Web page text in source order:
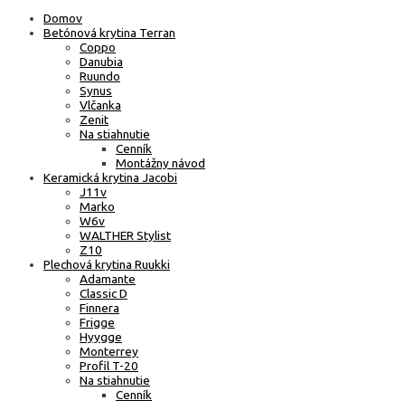
Domov
Betónová krytina Terran
Coppo
Danubia
Ruundo
Synus
Vlčanka
Zenit
Na stiahnutie
Cenník
Montážny návod
Keramická krytina Jacobi
J11v
Marko
W6v
WALTHER Stylist
Z10
Plechová krytina Ruukki
Adamante
Classic D
Finnera
Frigge
Hyygge
Monterrey
Profil T-20
Na stiahnutie
Cenník